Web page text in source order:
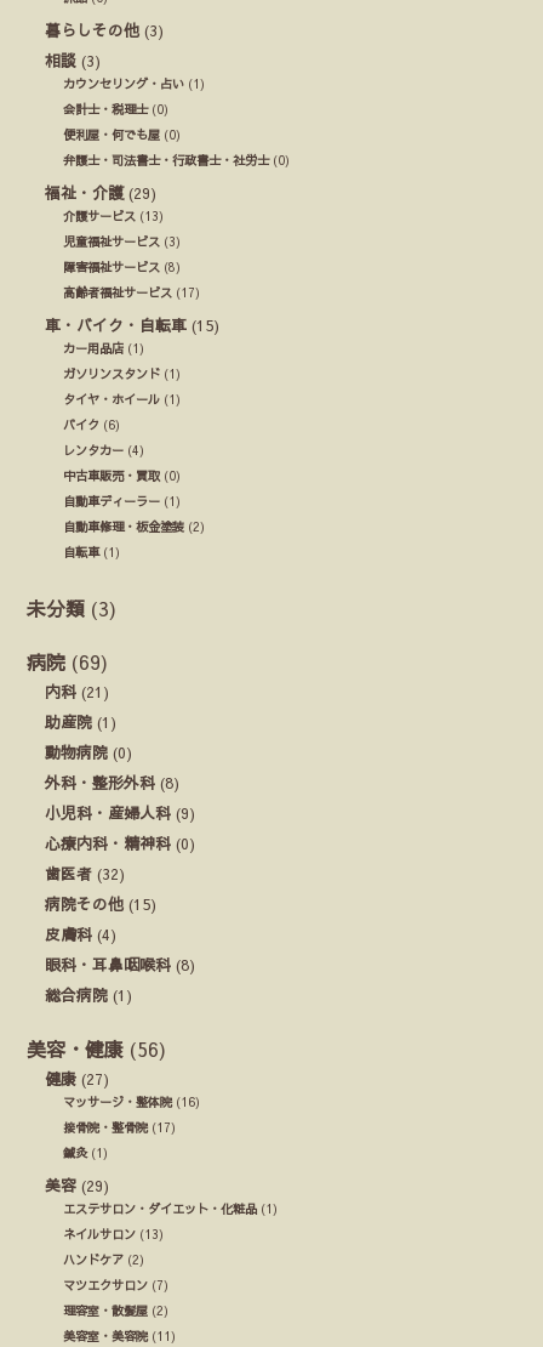
暮らしその他 (3)
相談 (3)
カウンセリング・占い (1)
会計士・税理士(0)
便利屋・何でも屋 (0)
弁護士・司法書士・行政書士・社労士(0)
福祉・介護(29)
介護サービス (13)
児童福祉サービス (3)
障害福祉サービス (8)
高齢者福祉サービス (17)
車・バイク・自転車 (15)
カー用品店 (1)
ガソリンスタンド (1)
タイヤ・ホイール (1)
バイク (6)
レンタカー (4)
中古車販売・買取 (0)
自動車ディーラー (1)
自動車修理・板金塗装 (2)
自転車(1)
未分類 (3)
病院 (69)
内科 (21)
助産院 (1)
動物病院 (0)
外科・整形外科 (8)
小児科・産婦人科 (9)
心療内科・精神科 (0)
歯医者 (32)
病院その他 (15)
皮膚科 (4)
眼科・耳鼻咽喉科 (8)
総合病院 (1)
美容・健康 (56)
健康 (27)
マッサージ・整体院(16)
接骨院・整骨院(17)
鍼灸(1)
美容 (29)
エステサロン・ダイエット・化粧品 (1)
ネイルサロン (13)
ハンドケア (2)
マツエクサロン (7)
理容室・散髪屋 (2)
美容室・美容院(11)